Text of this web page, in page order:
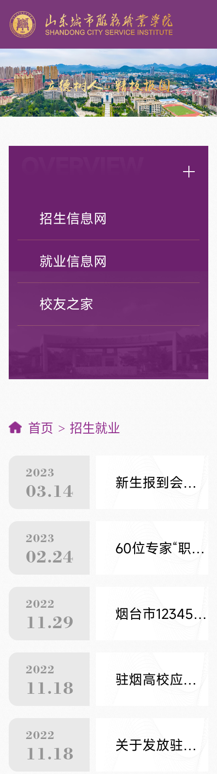
招生信息网
就业信息网
校友之家
首页 招生就业
2023
03.14 新生报到会议新闻稿
2023
02.24 60位专家“职”和你谈——烟台市特色（职业）咨询指导中心欢迎您
2022
11.29 烟台市12345政务服务便民热线 工作人员招聘公告
2022
11.18 驻烟高校应届毕业生免费人才交通卡（烟台青才卡）申领流程
2022
11.18 关于发放驻烟高校应届毕业生免费人才交通卡（烟台青才卡）的通知